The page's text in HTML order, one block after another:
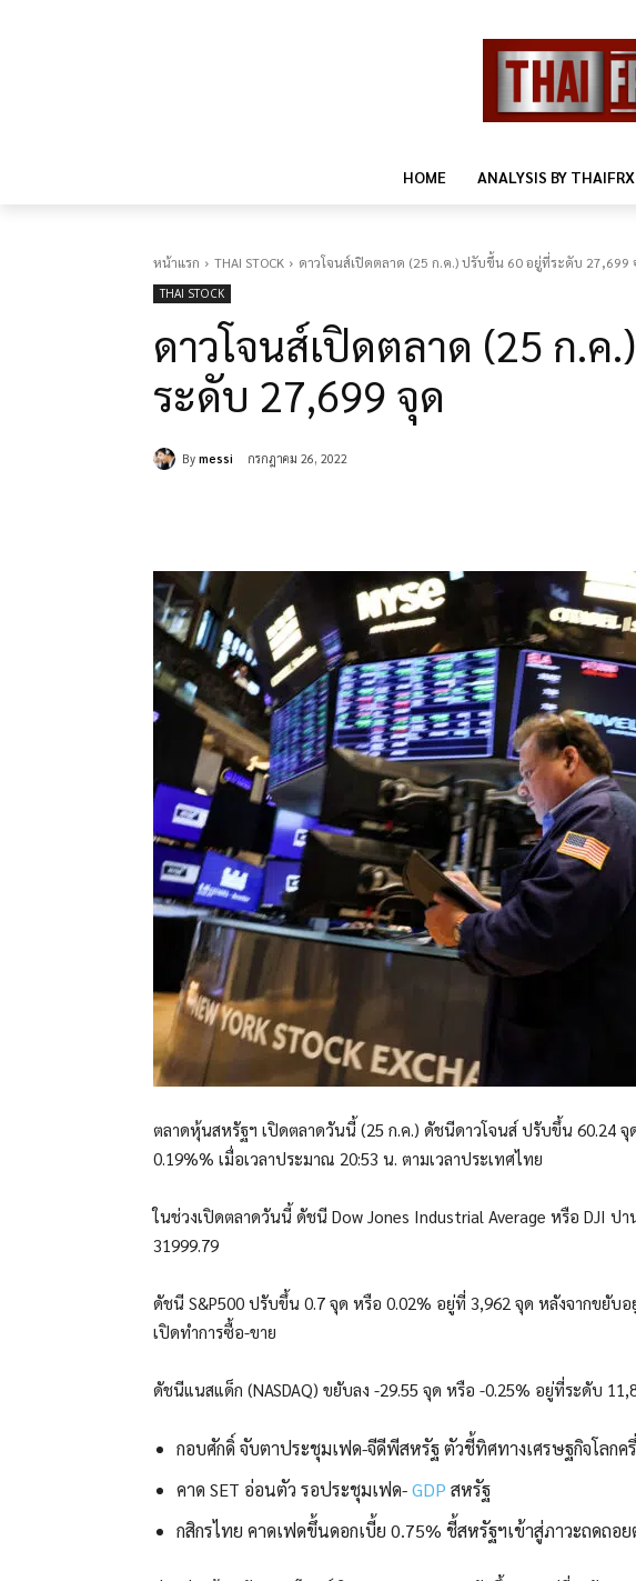
HOME ANALYSIS BY THAIFRX
หน้าแรก THAI STOCK ดาวโจนส์เปิดตลาด (25 ก.ค.) ปรับขึ้น 60 อยู่ที่ระดับ 27,699
THAI STOCK
ดาวโจนส์เปิดตลาด (25 ก.
ระดับ 27,699 จุด
By messi กรกฎาคม 26, 2022
ตลาดหุ้นสหรัฐฯ เปิดตลาดวันนี้ (25 ก.ค.) ดัชนีดาวโจนส์ ปรับขึ้น 60.24
0.19%% เมื่อเวลาประมาณ 20:53 น. ตามเวลาประเทศไทย
ในช่วงเปิดตลาดวันนี้ ดัชนี Dow Jones Industrial Average หรือ DJI ป
31999.79
ดัชนี S&P500 ปรับขึ้น 0.7 จุด หรือ 0.02% อยู่ที่ 3,962 จุด หลังจากขยับอ
เปิดทำการซื้อ-ขาย
ดัชนีแนสแด็ก (NASDAQ) ขยับลง -29.55 จุด หรือ -0.25% อยู่ที่ระดับ
กอบศักดิ์ จับตาประชุมเฟด-จีดีพีสหรัฐ ตัวชี้ทิศทางเศรษฐกิจโลกค
คาด SET อ่อนตัว รอประชุมเฟด-GDP สหรัฐ
กสิกรไทย คาดเฟดขึ้นดอกเบี้ย 0.75% ชี้สหรัฐฯเข้าสู่ภาวะถดถอ